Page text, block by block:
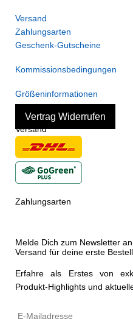
Versand
Zahlungsarten
Geschenk-Gutscheine
Kommissionsbedingungen
Größeninformationen
Vertrag Widerrufen
Versand
Zahlungsarten
Melde Dich zum Newsletter
Versand für deine erste
Erfahre als Erstes von
Produkt-Highlights und